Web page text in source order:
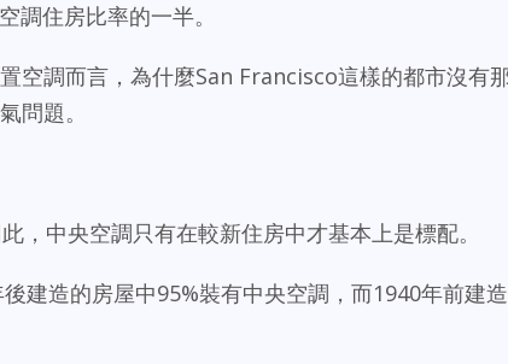
調住房比率的一半。
空調而言，為什麼San Francisco這樣的都市沒有
問題。
，中央空調只有在較新住房中才基本上是標配。
建造的房屋中95%裝有中央空調，而1940年前建造